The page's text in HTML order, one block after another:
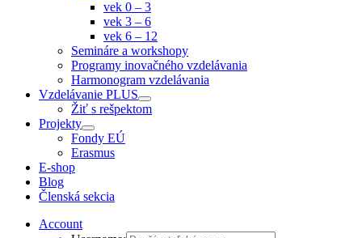
vek 0 – 3
vek 3 – 6
vek 6 – 12
Semináre a workshopy
Programy inovačného vzdelávania
Harmonogram vzdelávania
Vzdelávanie PLUS
Žiť s rešpektom
Projekty
Fondy EÚ
Erasmus
E-shop
Blog
Členská sekcia
Account